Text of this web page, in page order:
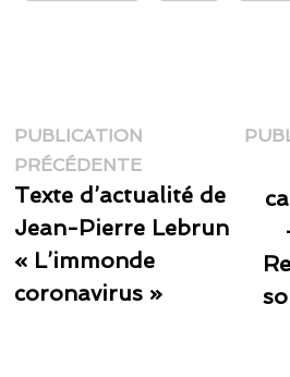
Navigation
de
l’article
PUBLICATION
PRÉCÉDENTEPublication
précédente :
Texte d’actualité de
Jean-Pierre Lebrun
« L’immonde
coronavirus »